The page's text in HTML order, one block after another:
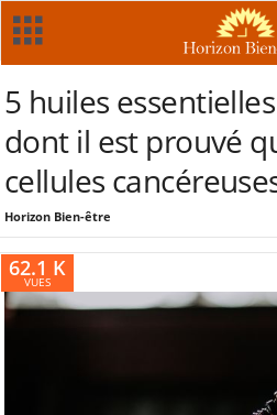
5 huiles
dont il est prouvé
cellules
Horizon Bien-être
62.1 K
VUES